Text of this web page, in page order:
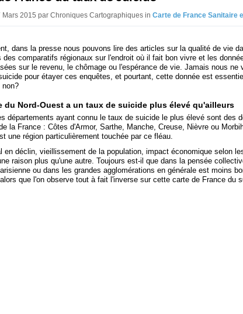
Mars 2015 par Chroniques Cartographiques in Carte de France Sanitaire
dans la presse nous pouvons lire des articles sur la qualité de vie
des comparatifs régionaux sur l'endroit où il fait bon vivre et les
sur le revenu, le chômage ou l'espérance de vie. Jamais nous ne
pour étayer ces enquêtes, et pourtant, cette donnée est
non?
du Nord-Ouest a un taux de suicide plus élevé qu'ailleurs
départements ayant connu le taux de suicide le plus élevé sont des
la France : Côtes d'Armor, Sarthe, Manche, Creuse, Nièvre ou
une région particulièrement touchée par ce fléau.
en déclin, vieillissement de la population, impact économique selon
raison plus qu'une autre. Toujours est-il que dans la pensée
ou dans les grandes agglomérations en générale est moins
que l'on observe tout à fait l'inverse sur cette carte de France du